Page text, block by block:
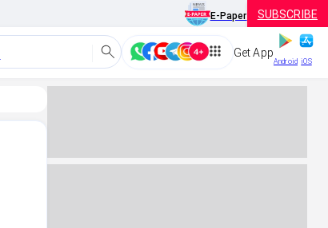
E-Paper SUBSCRIBE
Get App
Android iOS